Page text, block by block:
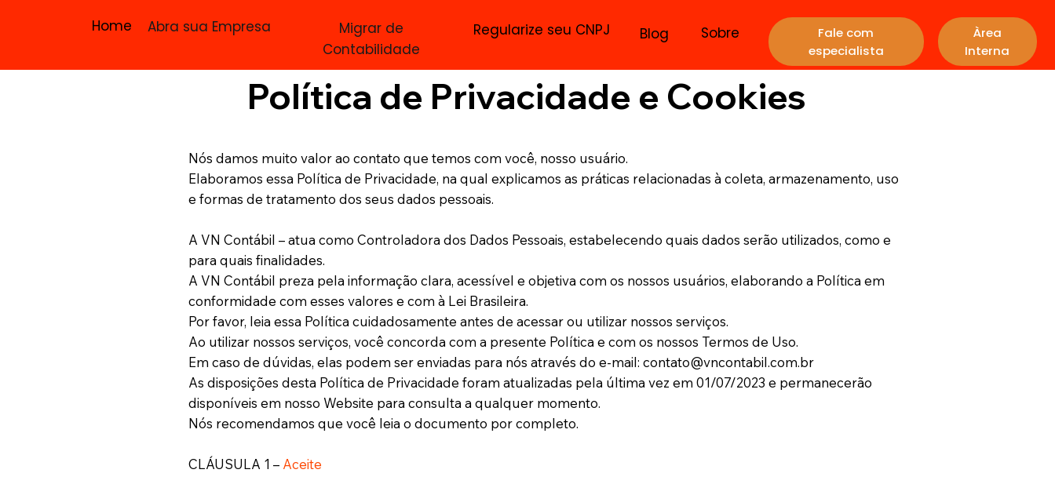
Home Abra sua Empresa
Migrar de
Contabilidade
Regularize seu CNPJ Blog Sobre
Fale com
especialista
Àrea
Interna
Política de Privacidade e Cookies
Nós damos muito valor ao contato que temos com você, nosso usuário.
Elaboramos essa Política de Privacidade, na qual explicamos as práticas relacionadas à coleta, armazenamento, uso
e formas de tratamento dos seus dados pessoais.
A VN Contábil – atua como Controladora dos Dados Pessoais, estabelecendo quais dados serão utilizados, como e
para quais finalidades.
A VN Contábil preza pela informação clara, acessível e objetiva com os nossos usuários, elaborando a Política em
conformidade com esses valores e com à Lei Brasileira.
Por favor, leia essa Política cuidadosamente antes de acessar ou utilizar nossos serviços.
Ao utilizar nossos serviços, você concorda com a presente Política e com os nossos Termos de Uso.
Em caso de dúvidas, elas podem ser enviadas para nós através do e-mail: contato@vncontabil.com.br
As disposições desta Política de Privacidade foram atualizadas pela última vez em 01/07/2023 e permanecerão
disponíveis em nosso Website para consulta a qualquer momento.
Nós recomendamos que você leia o documento por completo.
CLÁUSULA 1 – Aceite